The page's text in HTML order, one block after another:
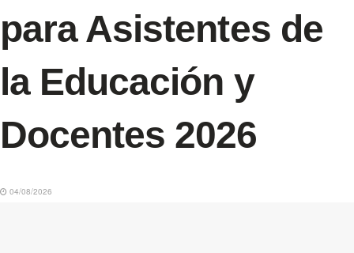
para Asistentes de
la Educación y
Docentes 2026
04/08/2026